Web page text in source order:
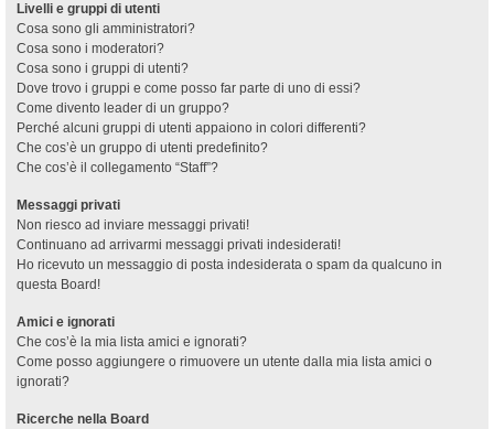
Livelli e gruppi di utenti
Cosa sono gli amministratori?
Cosa sono i moderatori?
Cosa sono i gruppi di utenti?
Dove trovo i gruppi e come posso far parte di uno di essi?
Come divento leader di un gruppo?
Perché alcuni gruppi di utenti appaiono in colori differenti?
Che cos’è un gruppo di utenti predefinito?
Che cos’è il collegamento “Staff”?
Messaggi privati
Non riesco ad inviare messaggi privati!
Continuano ad arrivarmi messaggi privati indesiderati!
Ho ricevuto un messaggio di posta indesiderata o spam da qualcuno in
questa Board!
Amici e ignorati
Che cos’è la mia lista amici e ignorati?
Come posso aggiungere o rimuovere un utente dalla mia lista amici o
ignorati?
Ricerche nella Board